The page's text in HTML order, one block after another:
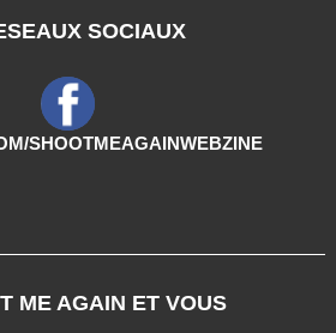
SOCIAUX
SHOOTMEAGAINWEBZINE
ME AGAIN ET VOUS